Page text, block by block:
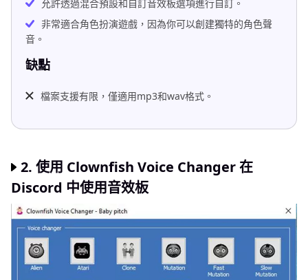
允許透過混合預設和自訂音效板選項進行自訂。
非常適合角色扮演遊戲，因為你可以創建獨特的角色聲
音。
缺點
檔案支援有限，僅適用mp3和wav格式。
2. 使用 Clownfish Voice Changer 在
Discord 中使用音效板